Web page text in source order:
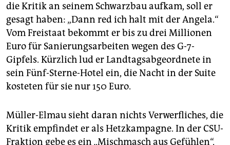
die Kritik an seinem Schwarzbau aufkam, soll er
gesagt haben: „Dann red ich halt mit der Angela.“
Vom Freistaat bekommt er bis zu drei Millionen
Euro für Sanierungsarbeiten wegen des G-7-
Gipfels. Kürzlich lud er Landtagsabgeordnete in
sein Fünf-Sterne-Hotel ein, die Nacht in der Suite
kosteten für sie nur 150 Euro.
Müller-Elmau sieht daran nichts Verwerfliches, die
Kritik empfindet er als Hetzkampagne. In der CSU-
Fraktion gebe es ein „Mischmasch aus Gefühlen“,